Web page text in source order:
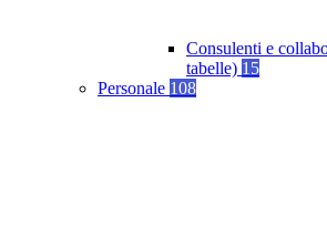
Consulenti e
tabelle) 15
Personale 108